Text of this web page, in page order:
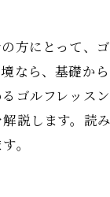
方にとって、
なら、基礎か
ルフレッスン
説します。読
。